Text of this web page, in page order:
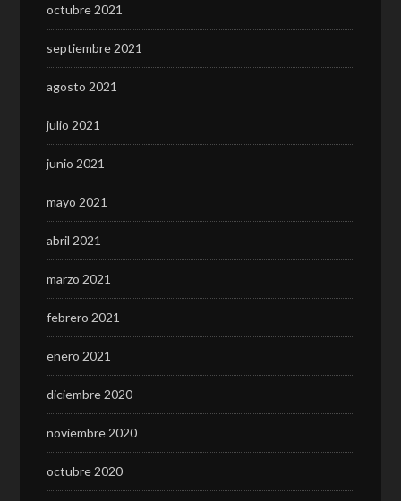
octubre 2021
septiembre 2021
agosto 2021
julio 2021
junio 2021
mayo 2021
abril 2021
marzo 2021
febrero 2021
enero 2021
diciembre 2020
noviembre 2020
octubre 2020